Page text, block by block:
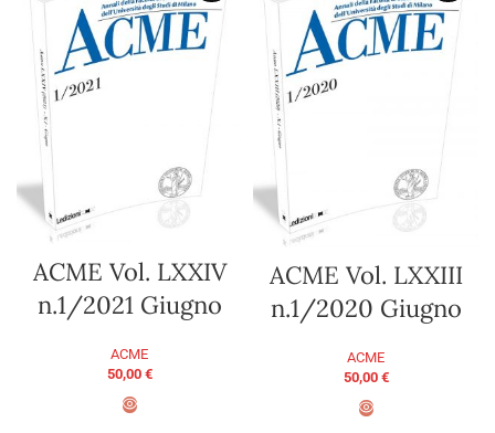
ACME Vol. LXXIV
n.1/2021 Giugno
ACME
50,00 €
ACME Vol. LXXIII
n.1/2020 Giugno
ACME
50,00 €